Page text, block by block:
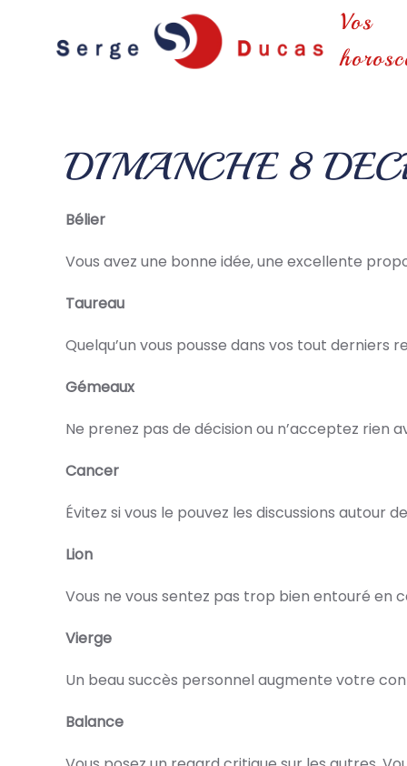
Skip to main content
Vos
DIMANCHE 8
Bélier
Vous avez une bonne idée, une excellente
Taureau
Quelqu’un vous pousse dans vos tout
Gémeaux
Ne prenez pas de décision ou n’acceptez rien
Cancer
Évitez si vous le pouvez les discussions autour
Lion
Vous ne vous sentez pas trop bien entouré en
Vierge
Un beau succès personnel augmente votre
Balance